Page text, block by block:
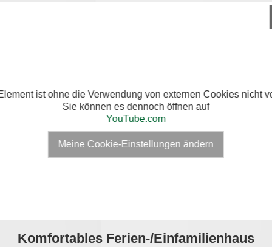
ist ohne die Verwendung von externen Cookies nicht
Sie können es dennoch öffnen auf
YouTube.com
Meine Cookie-Einstellungen ändern
Komfortables Ferien-/Einfamilienhaus